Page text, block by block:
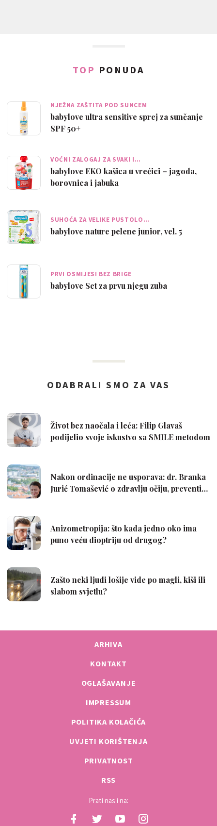
TOP PONUDA
NJEŽNA ZAŠTITA POD SUNCEM
babylove ultra sensitive sprej za sunčanje
SPF 50+
VOĆNI ZALOGAJ ZA SVAKI I…
babylove EKO kašica u vrećici – jagoda,
borovnica i jabuka
SUHOĆA ZA VELIKE PUSTOLO…
babylove nature pelene junior, vel. 5
PRVI OSMIJESI BEZ BRIGE
babylove Set za prvu njegu zuba
ARHIVA
KONTAKT
OGLAŠAVANJE
IMPRESSUM
POLITIKA KOLAČIĆA
UVJETI KORIŠTENJA
PRIVATNOST
RSS
Prati nas i na: